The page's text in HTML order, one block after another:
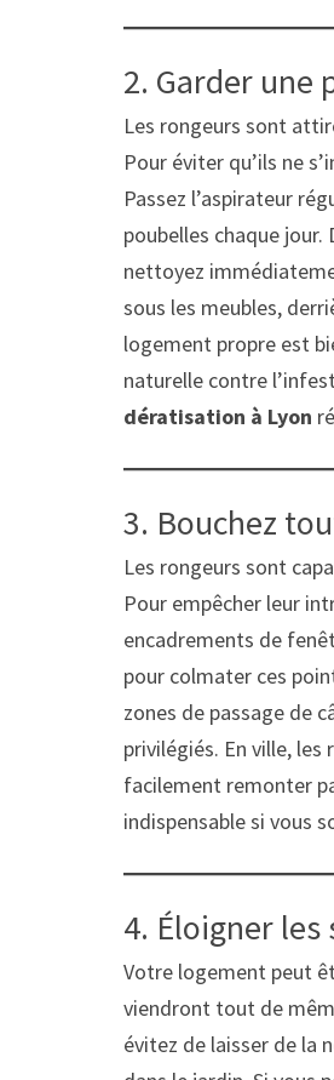
2. Garder une
Les rongeurs sont
Pour éviter qu’ils ne
Passez l’aspirateur
poubelles chaque
nettoyez
sous les meubles,
logement propre est
naturelle contre
dératisation à Lyon
3. Bouchez
Les rongeurs sont
Pour empêcher leur
encadrements de
pour colmater ces
zones de passage de
privilégiés. En ville,
facilement remonter
indispensable si vous
4. Éloigner
Votre logement peut
viendront tout de
évitez de laisser de la